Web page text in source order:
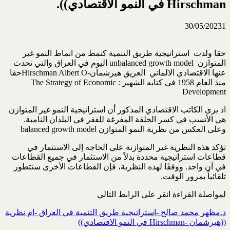
الفساد وتأثيره على التنمية الاقتصادية في العراق...
النقود وعمليات البنك المركزي.. مفاهيم أساسية وإضاءة
Hirschman في النمو الاقتصادي)).
30/05/20231
حقا ولدت استراتيجية طريق التنمية كنمط من انماط النمو غير
المتوازن unbalanced growth model اليوم في العراق والتي تحدث
عنها الاقتصادي الالماني العريق هيرشمان-Hirschman Albert Oحقا
منذ العام 1958 في كتابه الشهير : The Strategy of Economic
Development
اذ يرى الكاتب الاقتصادي المذكور أن استراتيجية النمو غير المتوازن
هي الأنسب في كسر الحلقة المفرغة للفقر في البلدان النامية.
وعلى العكس من نظرية النمو المتوازن balanced growth model
تؤكد هذه النظرية غير المتوازنة على الحاجة إلى الاستثمار في
قطاعات استراتيجية محددة بدلاً من الاستثمار في جميع القطاعات
في آن واحد. ووفقًا لهذه النظرية، فإن القطاعات الأخرى ستتطور
تلقائياً بمرور الوقت.
لمواصلة القراءة انقر على الرابط التالي
د.مظهر محمد صالح -استراتيجية طريق التنمية في العراق -ام نظرية
((هيرشمان -Hirschman في النمو الاقتصادي))